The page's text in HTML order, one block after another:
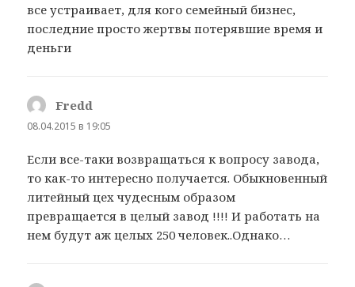
все устраивает, для кого семейный бизнес,
последние просто жертвы потерявшие время и
деньги
Fredd
08.04.2015 в 19:05
Если все-таки возвращаться к вопросу завода,
то как-то интересно получается. Обыкновенный
литейный цех чудесным образом
превращается в целый завод !!!! И работать на
нем будут аж целых 250 человек..Однако…